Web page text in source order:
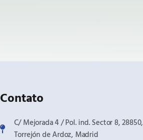
Contato
C/ Mejorada 4 / Pol. ind. Sector 8, 28850,
Torrejón de Ardoz, Madrid​